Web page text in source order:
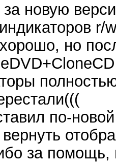
новую
r/
но
по-
за помощь,